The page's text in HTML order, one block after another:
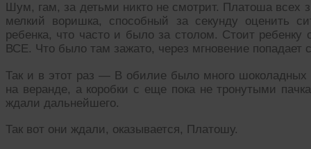
Шум, гам, за детьми никто не смотрит. Платоша
мелкий воришка, способный за секунду оценить
ребенка, что часто и было за столом. Стоит ребенку
ВСЕ. Что было там зажато, через мгновение попадает
Так и в этот раз — В обилие было много шоколадных
на веранде, а коробки с еще пока не тронутыми
ждали дальнейшего.
Так вот они ждали, оказывается, Платошу.